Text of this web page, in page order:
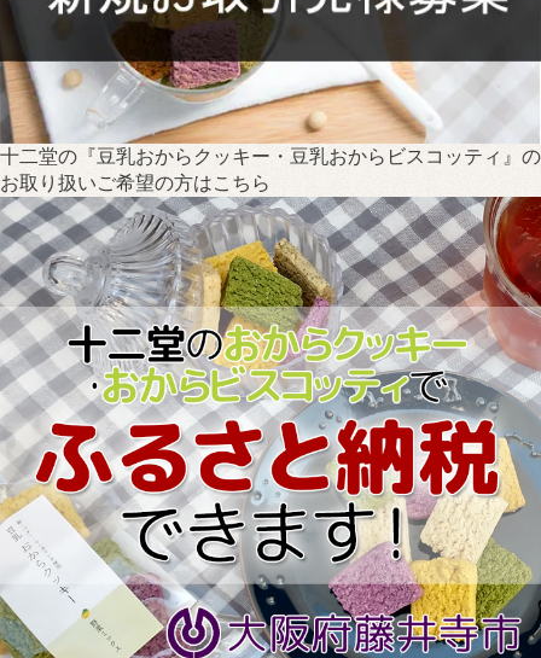
十二堂の『豆乳おからクッキー・豆乳おからビスコッティ』の
お取り扱いご希望の方はこちら